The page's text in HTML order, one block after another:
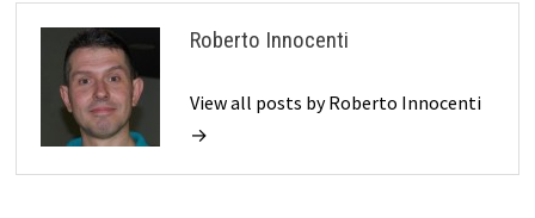
Roberto Innocenti
View all posts by Roberto Innocenti
→